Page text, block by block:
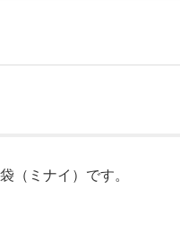
ミナイ）です。